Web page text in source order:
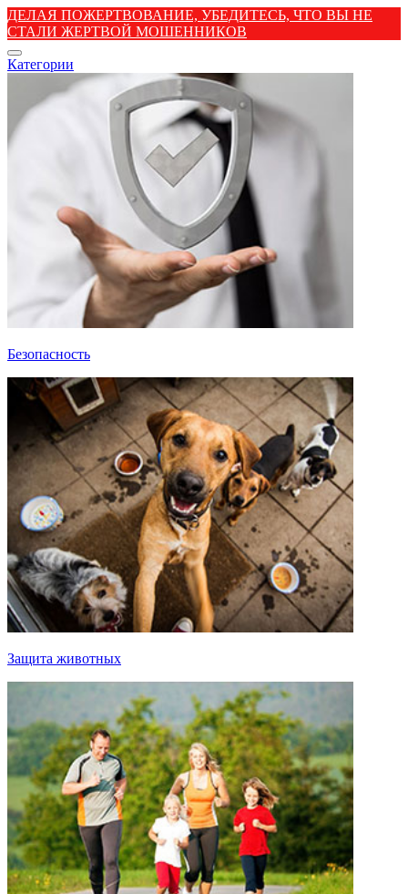
ДЕЛАЯ ПОЖЕРТВОВАНИЕ, УБЕДИТЕСЬ, ЧТО ВЫ НЕ
СТАЛИ ЖЕРТВОЙ МОШЕННИКОВ
Категории
Безопасность
Защита животных